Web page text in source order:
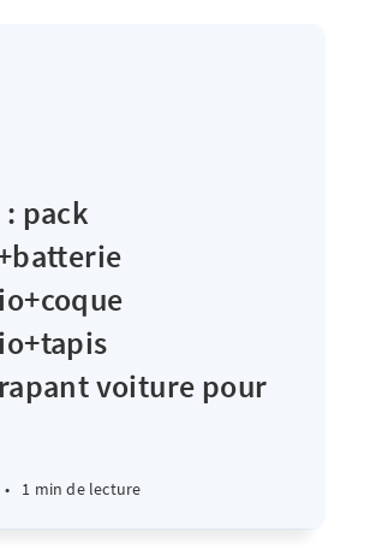
pack
voiture pour
• 1 min de lecture